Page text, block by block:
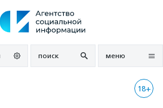
поиск меню
18+